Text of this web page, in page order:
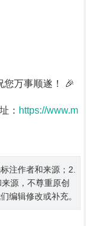
万事顺遂！ 🎉
： https://www.m
注作者和来源；2.
源，不尊重原创
编辑修改或补充。